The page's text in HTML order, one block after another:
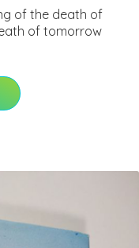
of the death of
of tomorrow